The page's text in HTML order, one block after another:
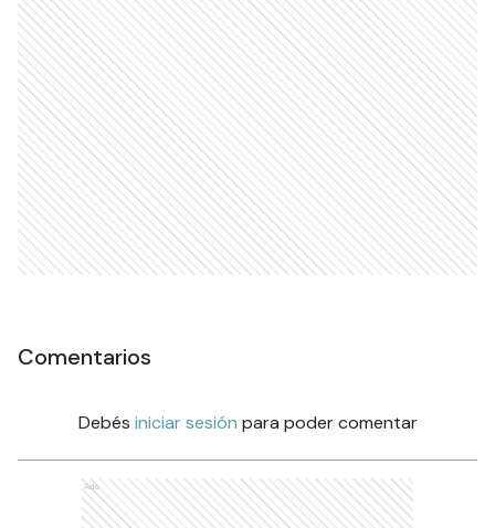
Comentarios
Debés iniciar sesión para poder comentar
Ads